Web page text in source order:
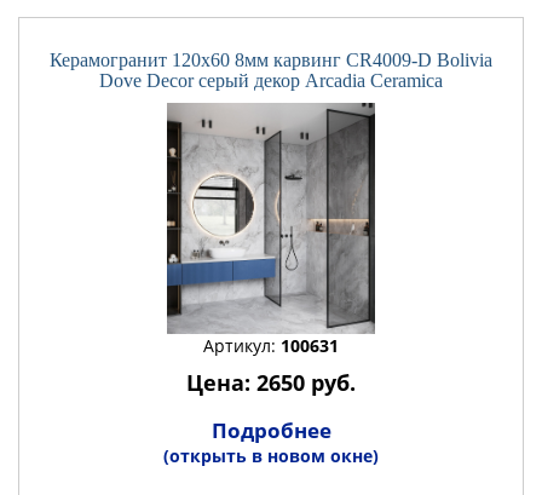
Керамогранит 120x60 8мм карвинг CR4009-D Bolivia
Dove Decor серый декор Arcadia Ceramica
Артикул: 100631
Цена: 2650 руб.
Подробнее
(открыть в новом окне)